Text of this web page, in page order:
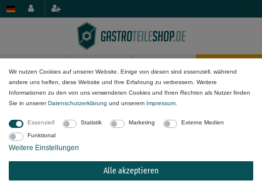
Wasser-Komponenten Fittinge & Schlauchanschlüsse T-Stücke
1/4" AG - 1/4" AG - 1/4" AG
Wir nutzen Cookies auf unserer Website. Einige von diesen sind essenziell, während
andere uns helfen, diese Website und Ihre Erfahrung zu verbessern. Weitere
Informationen zu den von uns verwendeten Cookies und Ihren Rechten als Nutzer finden
Sie in unsererDaten­schutz­erklärung und unserem Impressum
Essenziell Statistik Marketing
Externe Medien
Funktional
Weitere Einstellungen
Alle akzeptieren